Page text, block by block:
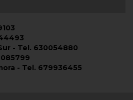
- Tel. 630054880
- Tel. 679936455